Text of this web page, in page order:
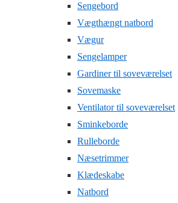
Sengebord
Vægthængt natbord
Vægur
Sengelamper
Gardiner til soveværelset
Sovemaske
Ventilator til soveværelset
Sminkeborde
Rulleborde
Næsetrimmer
Klædeskabe
Natbord